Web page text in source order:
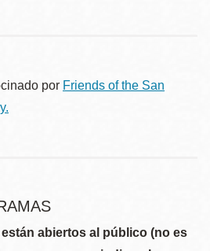
por Friends of the San
abiertos al público (no es